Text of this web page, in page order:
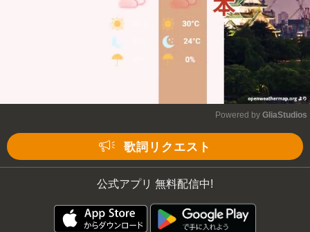
Powered by GliaStudios
歌詞リクエスト
公式アプリ 無料配信中!